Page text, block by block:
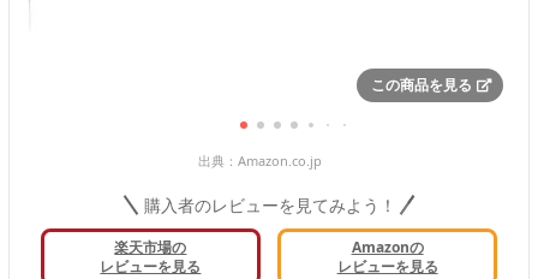
この商品を見る
出典： Amazon.co.jp
購入者のレビューを見てみよう！
楽天市場の
レビューを見る
Amazonの
レビューを見る